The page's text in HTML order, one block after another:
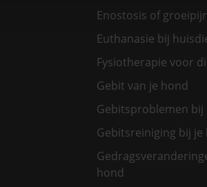
Enostosis of
Euthanasie bij
Fysiotherapie voor
Gebit van je hond
Gebitsproblemen bij
Gebitsreiniging bij je
hond